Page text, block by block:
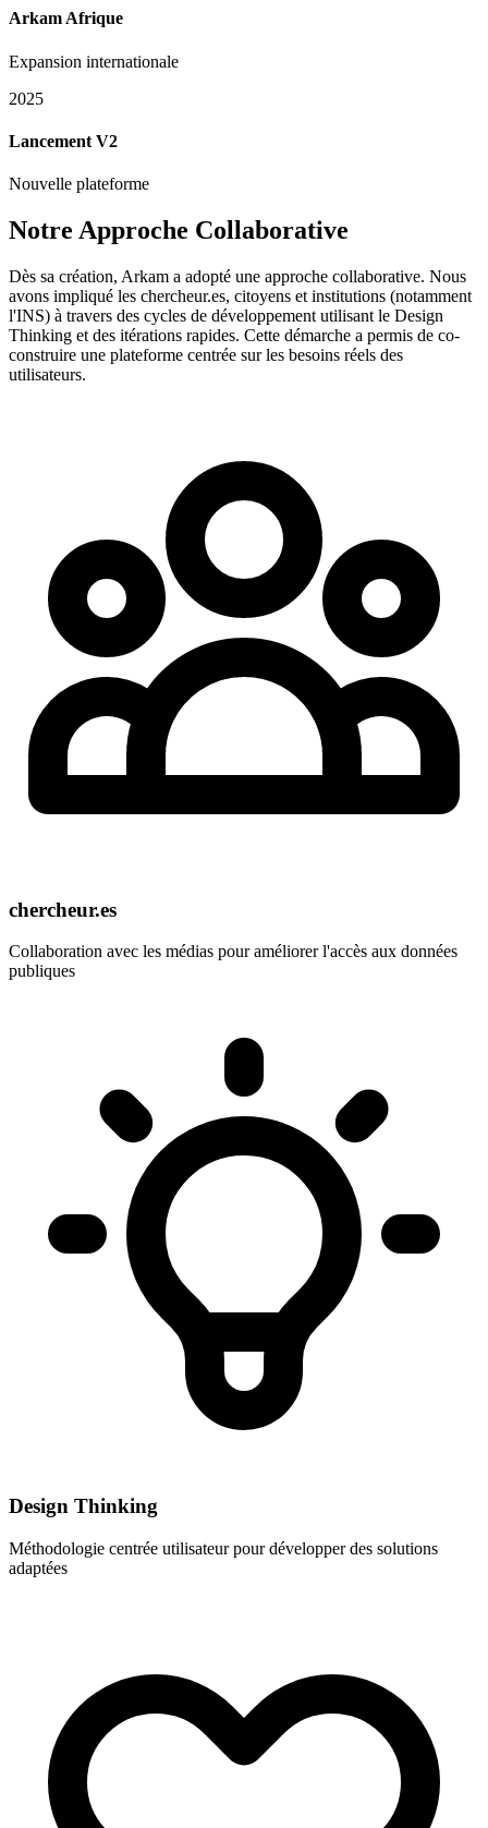
Arkam Afrique
Expansion internationale
2025
Lancement V2
Nouvelle plateforme
Notre Approche Collaborative
Dès sa création, Arkam a adopté une approche collaborative. Nous
avons impliqué les chercheur.es, citoyens et institutions (notamment
l'INS) à travers des cycles de développement utilisant le Design
Thinking et des itérations rapides. Cette démarche a permis de co-
construire une plateforme centrée sur les besoins réels des
utilisateurs.
chercheur.es
Collaboration avec les médias pour améliorer l'accès aux données
publiques
Design Thinking
Méthodologie centrée utilisateur pour développer des solutions
adaptées